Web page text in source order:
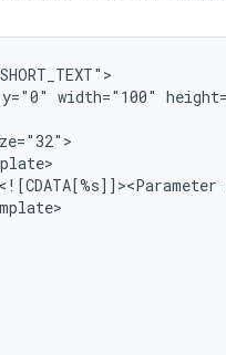
y="0" width="100"
<![CDATA[%s]]><Parameter